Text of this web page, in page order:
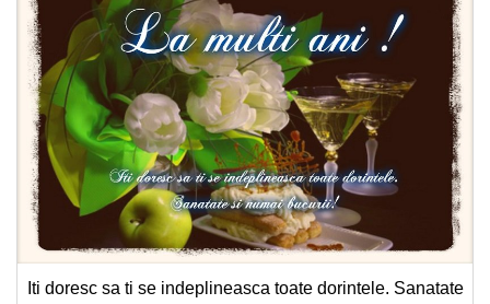
Iti doresc sa ti se indeplineasca toate dorintele. Sanatate